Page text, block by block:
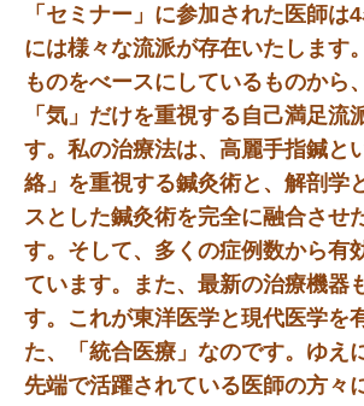
「セミナー」に参加された医師は
には様々な流派が存在いたします
ものをべースにしているものから
「気」だけを重視する自己満足流
す。私の治療法は、高麗手指鍼と
絡」を重視する鍼灸術と、解剖学
スとした鍼灸術を完全に融合させ
す。そして、多くの症例数から有
ています。また、最新の治療機器
す。これが東洋医学と現代医学を
た、「統合医療」なのです。ゆえ
先端で活躍されている医師の方々